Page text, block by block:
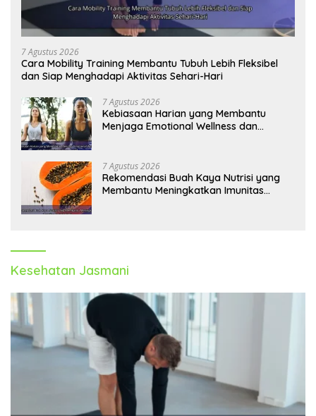
7 Agustus 2026
Cara Mobility Training Membantu Tubuh Lebih Fleksibel
dan Siap Menghadapi Aktivitas Sehari-Hari
7 Agustus 2026
Kebiasaan Harian yang Membantu
Menjaga Emotional Wellness dan
7 Agustus 2026
Rekomendasi Buah Kaya Nutrisi yang
Membantu Meningkatkan Imunitas
Kesehatan Jasmani